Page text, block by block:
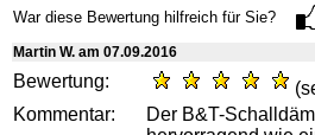
War diese Bewertung hilfreich für Sie?
Martin W. am 07.09.2016
Bewertung:
Kommentar:
Der B&T-